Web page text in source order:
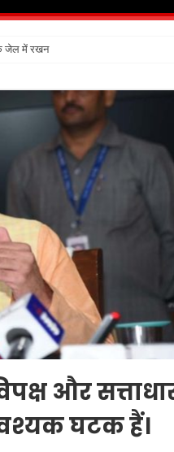
जेल में रखने की सजा संविधान के अनुरूप
और
घटक हैं।